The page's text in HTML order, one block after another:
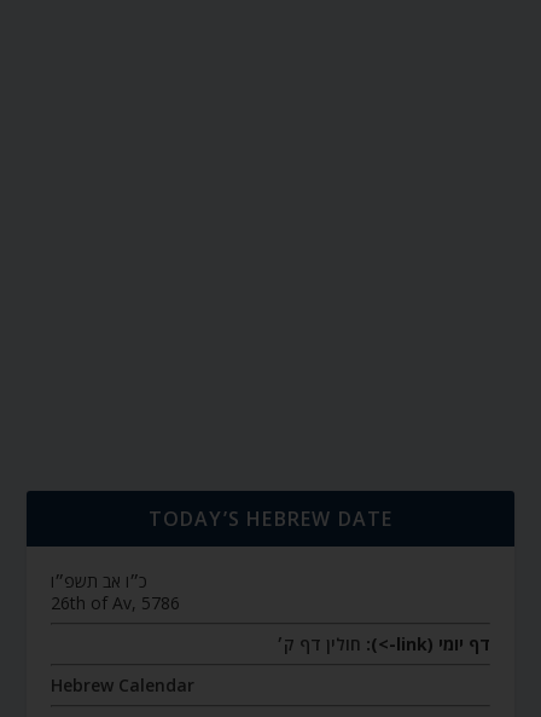
TODAY’S HEBREW DATE
כ״ו אב תשפ״ו
26th of Av, 5786
דף יומי (link->):
חולין דף ק׳
Hebrew Calendar